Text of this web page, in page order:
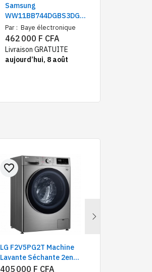
Samsung
WW11BB744DGBS3DGB
lave-linge Inverter,
capacité11kg
Par : Baye électronique
462 000 F CFA
Livraison GRATUITE
aujourd’hui, 8 août
LG F2V5PG2T Machine
Lavante Séchante 2en1
| Capacité Lavage 8 Kg /
favorite_border
405 000 F CFA
Next